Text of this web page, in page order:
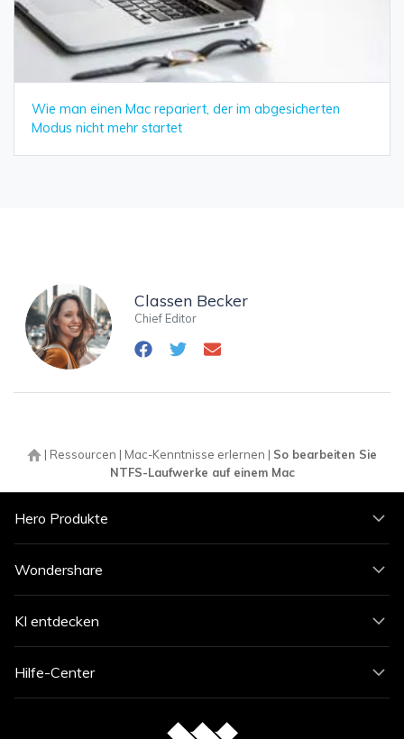
Wie man einen Mac repariert, der im abgesicherten
Modus nicht mehr startet
Classen Becker
Chief Editor
| Ressourcen | Mac-Kenntnisse erlernen | So bearbeiten Sie
NTFS-Laufwerke auf einem Mac
Hero Produkte
Wondershare
KI entdecken
Hilfe-Center